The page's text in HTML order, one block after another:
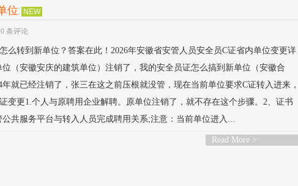
位 NEW
0 条评论
么转到新单位？答案在此！2026年安徽省安管人员安全员C证省内单位变更详
（安徽安庆的建筑单位）注销了，我的安全员证怎么搞到新单位（安徽合
就已经注销了，张三在这之前压根就没管，现在当前单位要求C证转入进来，
变更1.个人与原聘用企业解聘。原单位注销了，就不存在这个步骤。2、证书
共服务平台与转入人员完成聘用关系;注意：当前单位进入...
Read More >